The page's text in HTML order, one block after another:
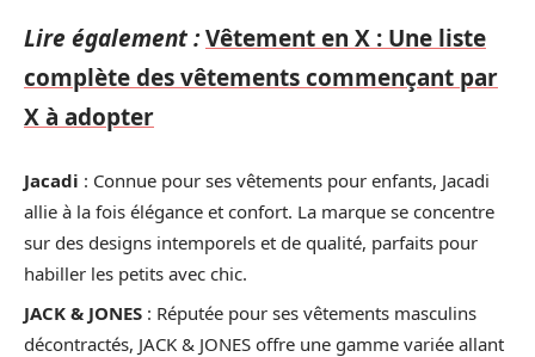
Lire également :Vêtement en X : Une liste
complète des vêtements commençant par
X à adopter
Jacadi : Connue pour ses vêtements pour enfants, Jacadi
allie à la fois élégance et confort. La marque se concentre
sur des designs intemporels et de qualité, parfaits pour
habiller les petits avec chic.
JACK & JONES : Réputée pour ses vêtements masculins
décontractés, JACK & JONES offre une gamme variée allant